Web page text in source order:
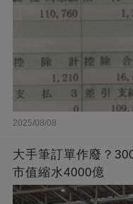
2025/08/08
大手筆訂單作廢？
市值縮水4000億